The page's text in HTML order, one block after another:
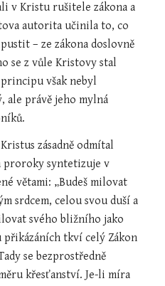
v Kristu rušitele zákona a
autorita učinila to, co
– ze zákona doslovně
se z vůle Kristovy stal
však nebyl
ale právě jeho mylná
zásadně odmítal
proroky syntetizuje v
větami: „Budeš milovat
srdcem, celou svou duší a
svého bližního jako
přikázáních tkví celý Zákon
se bezprostředně
křesťanství. Je-li míra